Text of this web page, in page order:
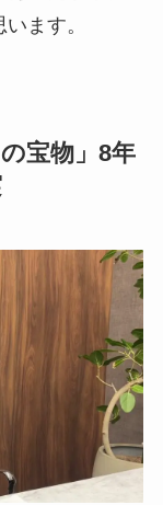
ます。
宝物」8年